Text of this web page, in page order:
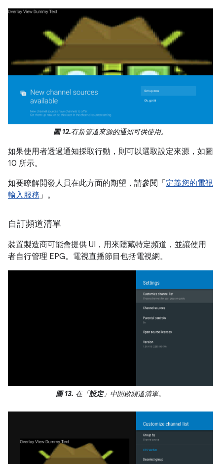
圖 12.有新管道來源的通知可供使用。
如果使用者透過通知採取行動，則可以選取設定來源，如圖
10 所示。
如要瞭解開發人員在此方面的期望，請參閱「 定義您的電視
輸入服務」。
自訂頻道清單
裝置製造商可能會提供 UI，用來隱藏特定頻道，並讓使用
者自行管理 EPG。電視直播節目包括電視網。
圖 13. 在「設定」中開啟頻道清單。